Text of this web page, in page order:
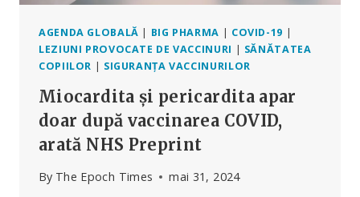
AGENDA GLOBALĂ | BIG PHARMA | COVID-19 |
LEZIUNI PROVOCATE DE VACCINURI | SĂNĂTATEA
COPIILOR | SIGURANȚA VACCINURILOR
Miocardita și pericardita apar
doar după vaccinarea COVID,
arată NHS Preprint
By The Epoch Times mai 31, 2024